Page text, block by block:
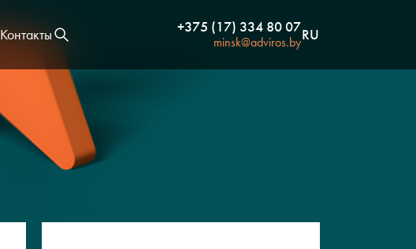
Контакты +375 (17) 334 80 07
minsk@adviros.byRU